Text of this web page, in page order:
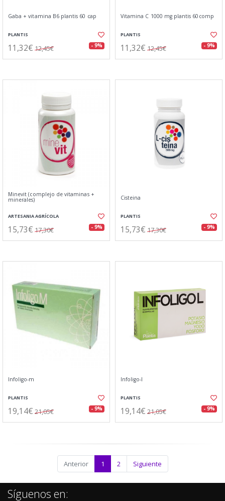
Gaba + vitamina B6 plantis 60 cap
PLANTIS
11,32€ 12,45€ - 9%
Vitamina C 1000 mg plantis 60comp
PLANTIS
11,32€ 12,45€ - 9%
Minevit (complejo de vitaminas +
minerales)
ARTESANIA AGRÍCOLA
15,73€ 17,30€ - 9%
Cisteina
PLANTIS
15,73€ 17,30€ - 9%
Infoligo-m
PLANTIS
19,14€ 21,05€ - 9%
Infoligo-l
PLANTIS
19,14€ 21,05€ - 9%
Anterior 1 2 Siguiente
Síguenos en: